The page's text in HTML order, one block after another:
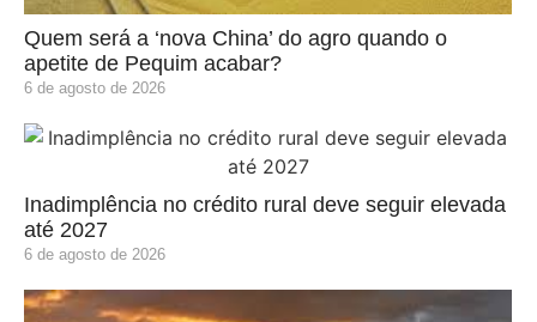
Quem será a ‘nova China’ do agro quando o
apetite de Pequim acabar?
6 de agosto de 2026
Inadimplência no crédito rural deve seguir elevada
até 2027
6 de agosto de 2026